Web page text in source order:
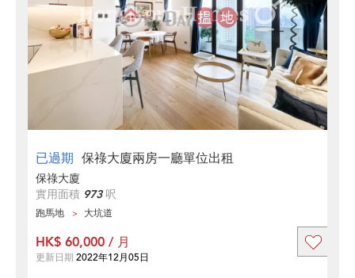
已過期 保祿大廈兩房一廳單位出租
保祿大廈
實用面積 973呎
跑馬地 大坑道
HK$ 60,000 / 月
更新日期 2022年12月05日